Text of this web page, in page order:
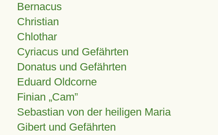
Bernacus
Christian
Chlothar
Cyriacus und Gefährten
Donatus und Gefährten
Eduard Oldcorne
Finian Cam
Sebastian von der heiligen Maria
Gibert und Gefährten